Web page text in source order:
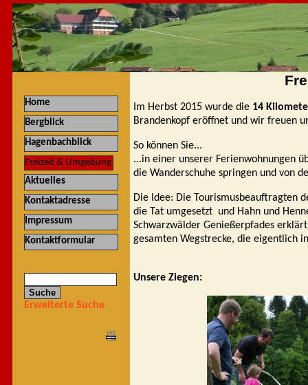
Home
Bergblick
Hagenbachblick
Freizeit & Umgebung
Aktuelles
Kontaktadresse
Impressum
Kontaktformular
Erweiterte Suche
Im Herbst 2015 wurde die 14
Brandenkopf eröffnet und wir freuen
So können Sie...
...in einer unserer Ferienwohnungen
die Wanderschuhe springen und von
Die Idee: Die Tourismusbeauftragten
die Tat umgesetzt und Hahn und
Schwarzwälder Genießerpfades
gesamten Wegstrecke, die eigentlich
Unsere Ziegen: